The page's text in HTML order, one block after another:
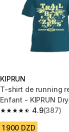
KIPRUN
T-shirt de running
Enfant - KIPRUN
indigo jaune
4.9
4.9 out of 5 stars
(387)
1 900 DZD